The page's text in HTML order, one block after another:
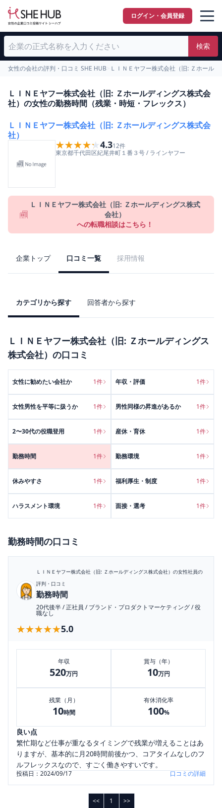
ログイン・会員登録
検索
女性の会社の評判・口コミ SHE HUB ＬＩＮＥヤフー株式会社（旧: Ｚホール
ＬＩＮＥヤフー株式会社（旧: Ｚホールディングス株式会
社）の女性の勤務時間（残業・時短・フレックス）
ＬＩＮＥヤフー株式会社（旧: Ｚホールディングス株式会
社）
★★★★★
★★★★★4.312件
東京都千代田区紀尾井町１番３号/ラインヤフー
ＬＩＮＥヤフー株式会社（旧: Ｚホールディングス株式
会社）
への転職相談はこちら！
企業トップ 口コミ一覧 採用情報
カテゴリから探す 回答者から探す
ＬＩＮＥヤフー株式会社（旧: Ｚホールディングス
株式会社） の口コミ
女性に勧めたい会社か 1件 年収・評価 1件
女性男性を平等に扱うか 1件 男性同様の昇進があるか 1件
2〜30代の役職登用 1件 産休・育休 1件
勤務時間 1件 勤務環境 1件
休みやすさ 1件 福利厚生・制度 1件
ハラスメント環境 1件 面接・選考 1件
勤務時間の口コミ
ＬＩＮＥヤフー株式会社（旧: Ｚホールディングス株式会社） の女性社員の
評判・口コミ
勤務時間
20代後半/正社員 /ブランド・プロダクトマーケティング/役
職なし
★★★★★
★★★★★5.0
年収
520万円
賞与（年）
10万円
残業（月）
10時間
有休消化率
100%
良い点
繁忙期など仕事が重なるタイミングで残業が増えることはあ
りますが、基本的に月20時間前後かつ、コアタイムなしのフ
ルフレックスなので、すごく働きやすいです。
投稿日：2024/09/17 口コミの詳細
<< 1 >>